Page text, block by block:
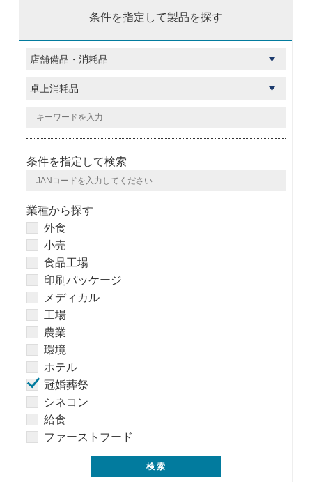
条件を指定して製品を探す
条件を指定して検索
業種から探す
外食
小売
食品工場
印刷パッケージ
メディカル
工場
農業
環境
ホテル
冠婚葬祭
シネコン
給食
ファーストフード